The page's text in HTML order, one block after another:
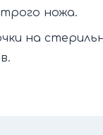
ножа.
на